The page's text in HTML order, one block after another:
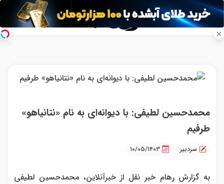
محمدحسین لطیفی: با دیوانه‌ای به نام «نتانیاهو»
طرفیم
سردبیر ۱۰/۰۵/۱۴۰۳
به گزارش رهام خبر نقل از خبرآنلاین، محمدحسین لطیفی